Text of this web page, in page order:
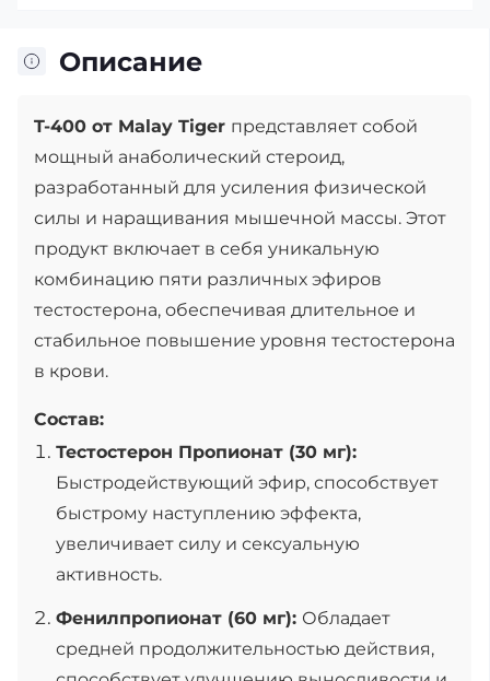
Описание
T-400 от Malay Tiger представляет собой
мощный анаболический стероид,
разработанный для усиления физической
силы и наращивания мышечной массы. Этот
продукт включает в себя уникальную
комбинацию пяти различных эфиров
тестостерона, обеспечивая длительное и
стабильное повышение уровня тестостерона
в крови.
Состав:
Тестостерон Пропионат (30 мг):
Быстродействующий эфир, способствует
быстрому наступлению эффекта,
увеличивает силу и сексуальную
активность.
Фенилпропионат (60 мг): Обладает
средней продолжительностью действия,